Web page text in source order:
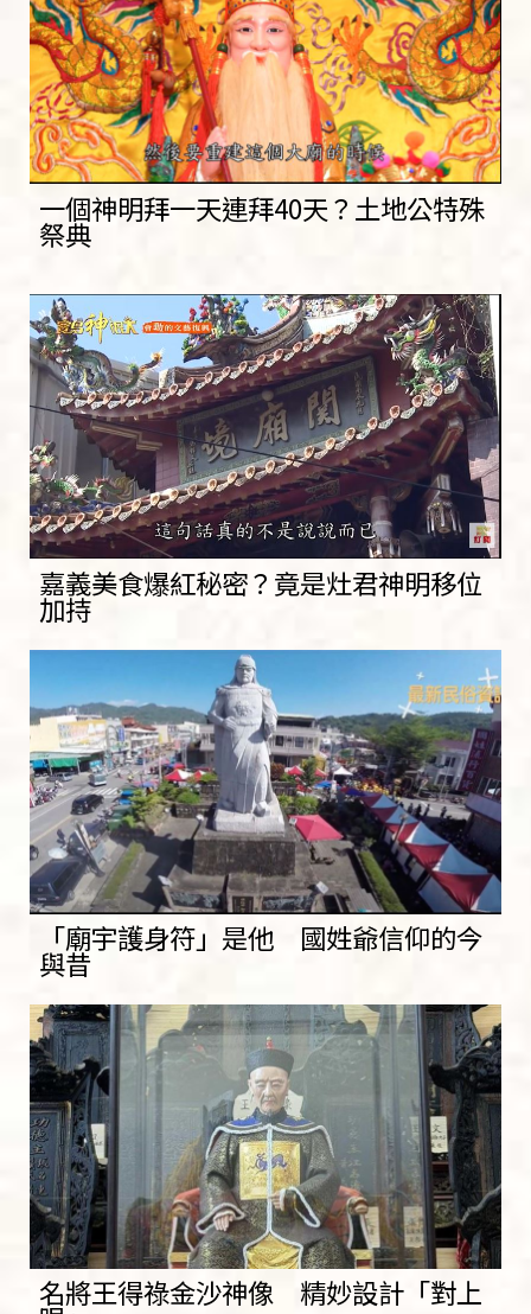
一個神明拜一天連拜40天？土地公特殊
祭典
嘉義美食爆紅秘密？竟是灶君神明移位
加持
「廟宇護身符」是他 國姓爺信仰的今
與昔
名將王得祿金沙神像 精妙設計「對上